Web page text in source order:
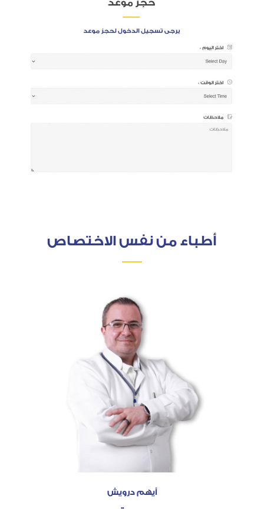
أطباء من نفس الاختصاص
أيهم درويش